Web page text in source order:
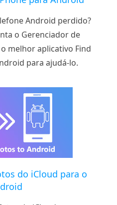
Android perdido?
o Gerenciador de
melhor aplicativo Find
para ajudá-lo.
do iCloud para o